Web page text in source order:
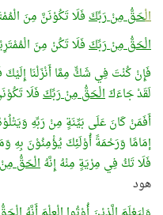
الْحَقُّ مِنْ رَبِّكَفَلَا تَكُوْنَنَّ مِنَ
الْحَقُّ مِنْ رَبِّكَفَلَا تَكُنْ مِنَ
فَإِنْ كُنْتَ فِي شَكٍّ مِمَّا أَنْزَلْنَا
لَقَدْ جَاءَكَالْحَقُّ مِنْ رَبِّكَفَلَا
أَفَمَنْ كَانَ عَلَى بَيِّنَةٍ مِنْ رَبِّهِ
إمَامًا وَرَحْمَةً أُوْلَئِكَ يُؤْمِنُوْنَ بِهِ
فَلَا تَكُ فِي مِرْيَةٍ مِنْهُ إِنَّهُالْحَقُّ
هود